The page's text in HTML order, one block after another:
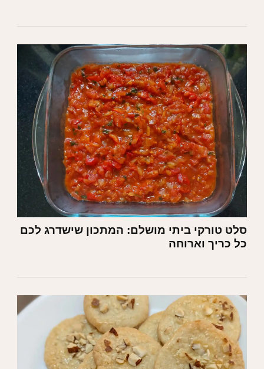
סלט טורקי ביתי מושלם: המתכון שישדרג לכם
כל כריך וארוחה